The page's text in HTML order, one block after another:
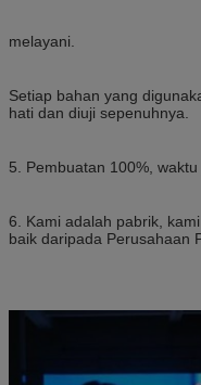
melayani.
Setiap bahan yang
hati dan diuji sepenuhnya.
5. Pembuatan 100%,
6. Kami adalah pabrik,
baik daripada Perusahaan